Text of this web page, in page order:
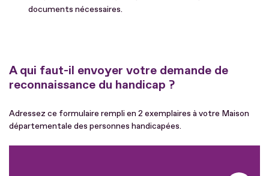
documents nécessaires.
A qui faut-il envoyer votre demande de
reconnaissance du handicap ?
Adressez ce formulaire rempli en 2 exemplaires à votre Maison
départementale des personnes handicapées.